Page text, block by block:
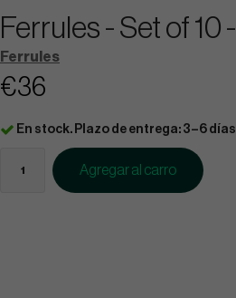
Ferrules - Set of
Ferrules
€36
En stock. Plazo de entrega: 3–6 días
Agregar al carro